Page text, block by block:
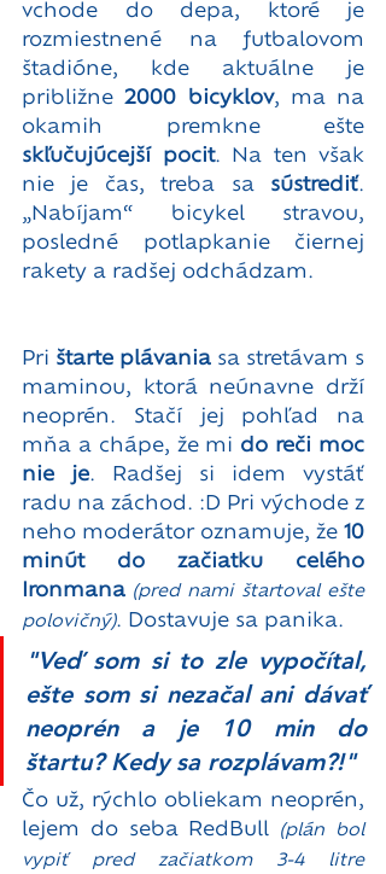
vchode do depa, ktoré je
rozmiestnené na futbalovom
štadióne, kde aktuálne je
približne 2000 bicyklov, ma na
skľučujúcejší pocit. Na ten však
nie je čas, treba sa sústrediť.
„Nabíjam“ bicykel stravou,
posledné potlapkanie čiernej
rakety a radšej odchádzam.
Pri štarte plávania sa stretávam s
maminou, ktorá neúnavne drží
neoprén. Stačí jej pohľad na
mňa a chápe, že mi do reči moc
nie je. Radšej si idem vystáť
radu na záchod. :D Pri východe z
neho moderátor oznamuje, že 10
minút do začiatku celého
Ironmana (pred nami štartoval ešte
polovičný). Dostavuje sa panika.
"Veď som si to zle vypočítal,
ešte som si nezačal ani dávať
neoprén a je 10 min do
štartu? Kedy sa rozplávam?!"
Čo už, rýchlo obliekam neoprén,
lejem do seba RedBull
(plán bol
vypiť pred začiatkom 3-4 litre